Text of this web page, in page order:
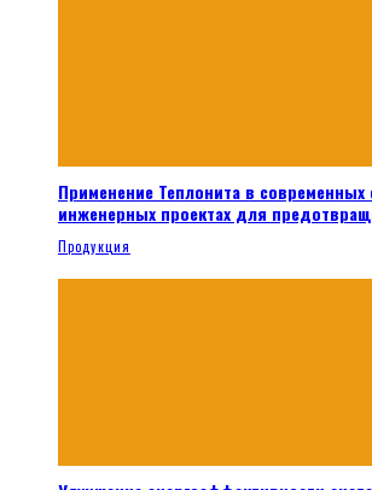
Применение Теплонита в современных
инженерных проектах для
Продукция